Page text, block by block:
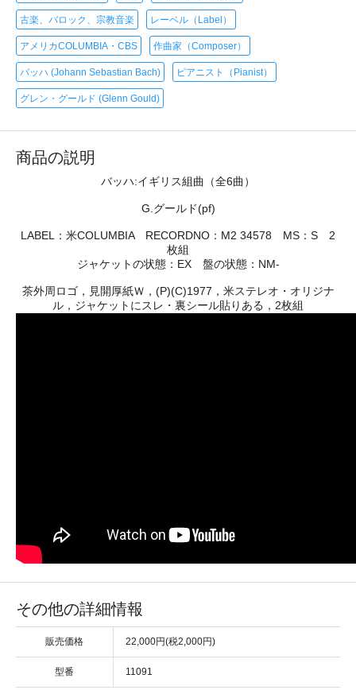
古楽、バロック、宗教音楽 レーベル（Label）
アメリカCOLUMBIA・CBS 作曲家（Composer）
バッハ (Johann Sebastian Bach) ピアニスト（Pianist）
グレン・グールド (Glenn Gould)
商品の説明
バッハ:イギリス組曲（全6曲）
G.グールド(pf)
LABEL：米COLUMBIA RECORDNO：M2 34578 MS：S 2
枚組
ジャケットの状態：EX 盤の状態：NM-
茶外周ロゴ，見開厚紙Ｗ，(P)(C)1977，米ステレオ・オリジナ
ル，ジャケットにスレ・裏シール貼りある，2枚組
その他の詳細情報
販売価格 22,000円(税2,000円)
型番 11091